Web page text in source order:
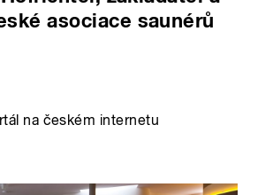
asociace saunérů
na českém internetu